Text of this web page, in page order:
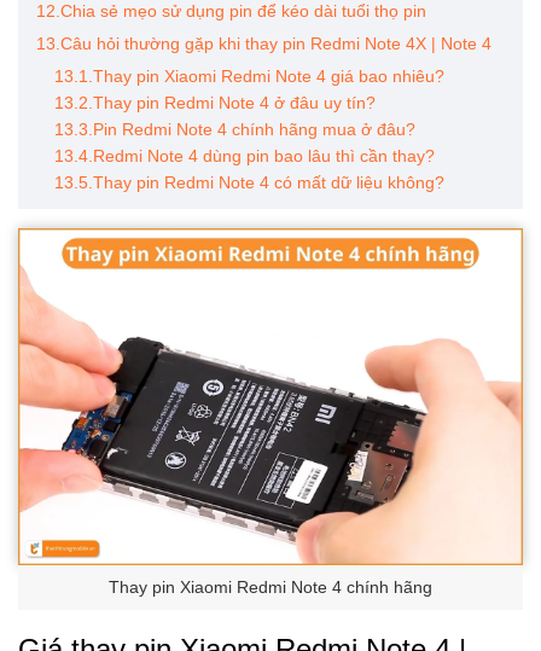
12.Chia sẻ mẹo sử dụng pin để kéo dài tuổi thọ pin
13.Câu hỏi thường gặp khi thay pin Redmi Note 4X | Note 4
13.1.Thay pin Xiaomi Redmi Note 4 giá bao nhiêu?
13.2.Thay pin Redmi Note 4 ở đâu uy tín?
13.3.Pin Redmi Note 4 chính hãng mua ở đâu?
13.4.Redmi Note 4 dùng pin bao lâu thì cần thay?
13.5.Thay pin Redmi Note 4 có mất dữ liệu không?
Thay pin Xiaomi Redmi Note 4 chính hãng